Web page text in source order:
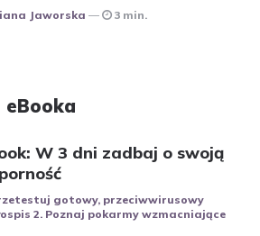
Jaworska 3 min.
eBooka
W 3 dni zadbaj o swoją
gotowy, przeciwwirusowy
2. Poznaj pokarmy wzmacniające